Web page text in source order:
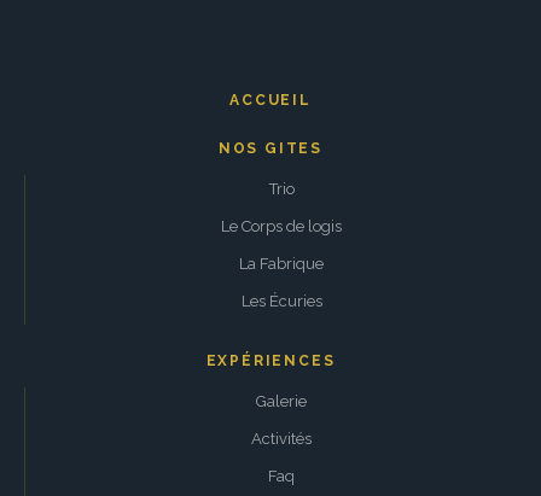
ACCUEIL
NOS GITES
Trio
Le Corps de logis
La Fabrique
Les Écuries
EXPÉRIENCES
Galerie
Activités
Faq